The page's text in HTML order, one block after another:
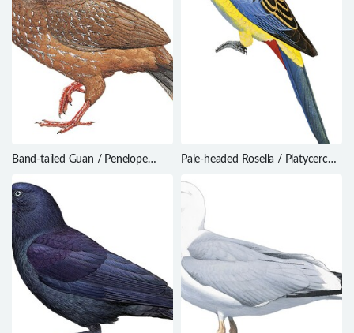
Band-tailed Guan / Penelope
Pale-headed Rosella / Platycercus